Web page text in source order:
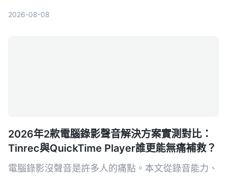
2026-08-08
2026年2款電腦錄影聲音解決方案實測對比：
Tinrec與QuickTime Player誰更能無痛補救？
電腦錄影沒聲音是許多人的痛點。本文從錄音能力、